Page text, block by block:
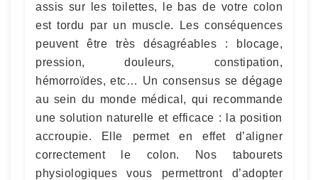
assis sur les toilettes, le bas de votre colon
est tordu par un muscle. Les conséquences
peuvent être très désagréables : blocage,
pression, douleurs, constipation,
hémorroïdes, etc… Un consensus se dégage
au sein du monde médical, qui recommande
une solution naturelle et efficace : la position
accroupie. Elle permet en effet d’aligner
correctement le colon. Nos tabourets
physiologiques vous permettront d’adopter